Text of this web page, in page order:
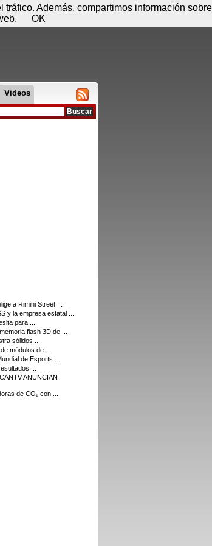
Videos
a Rimini Street ...
y la empresa estatal ...
para ...
flash 3D de ...
sólidos ...
módulos de ...
de Esports ...
...
ANUNCIAN
de CO₂ con ...
Registrar Conectar
Además, compartimos información sobre
OK